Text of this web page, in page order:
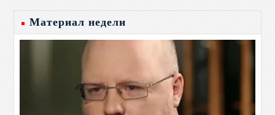
Материал недели